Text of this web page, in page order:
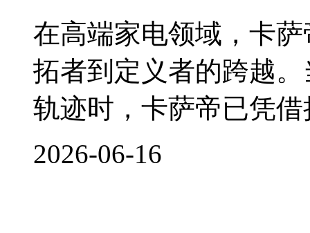
在高端家电领域，卡
拓者到定义者的跨越
轨迹时，卡萨帝已凭
2026-06-16